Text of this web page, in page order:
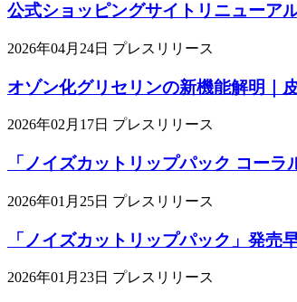
公式ショッピングサイトリニューア
2026年04月24日 プレスリリース
オゾン化グリセリンの新機能解明｜
2026年02月17日 プレスリリース
「ノイズカットリップパック コー
2026年01月25日 プレスリリース
「ノイズカットリップパック」発売
2026年01月23日 プレスリリース